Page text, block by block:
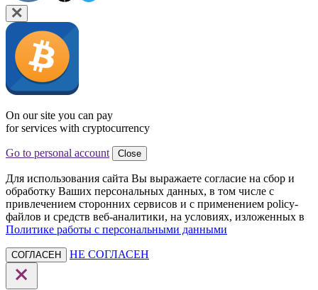
On our site you can pay
for services with cryptocurrency
Go to personal account Close
Для использования сайта Вы выражаете согласие на сбор и
обработку Ваших персональных данных, в том числе с
привлечением сторонних сервисов и с применением policy-
файлов и средств веб-аналитики, на условиях, изложенных в
Политике работы с персональными данными
СОГЛАСЕН НЕ СОГЛАСЕН